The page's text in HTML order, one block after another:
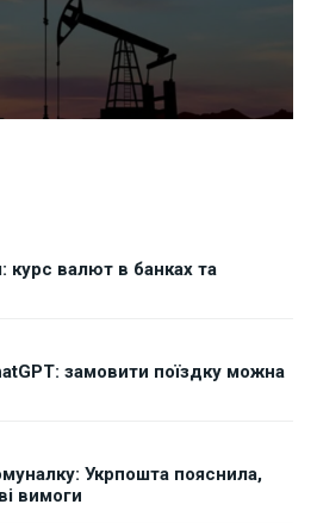
курс валют в банках та
замовити поїздку можна
Укрпошта пояснила,
вимоги